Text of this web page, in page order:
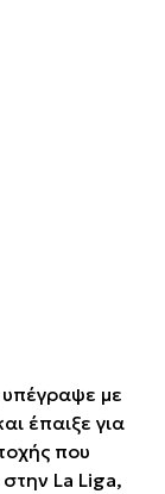
με
έπαιξε για
που
La Liga,